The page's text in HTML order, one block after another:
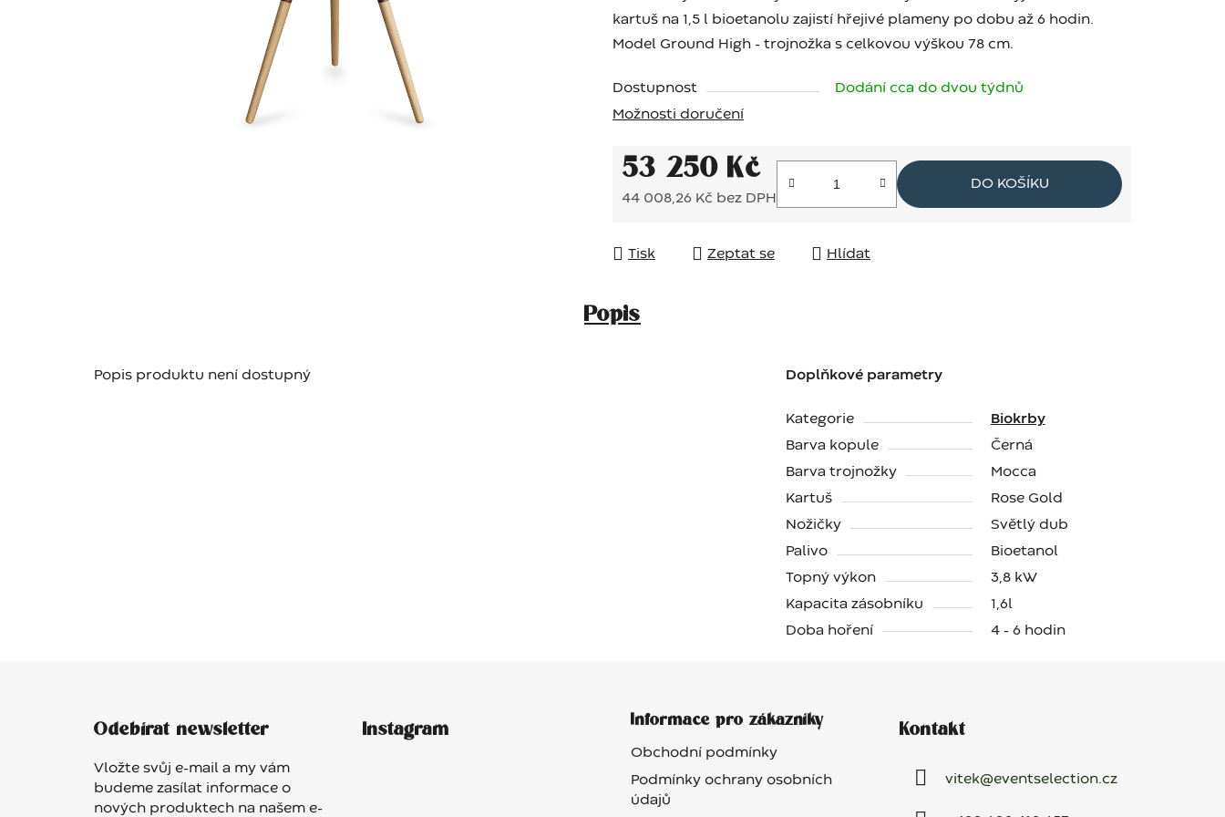
kartuš na 1,5 l bioetanolu zajistí hřejivé plameny po dobu až 6 hodin.
Model Ground High - trojnožka s celkovou výškou 78 cm.
Dostupnost Dodání cca do dvou týdnů
Možnosti doručení
53 250 Kč
44 008,26 Kč bez DPH
DO KOŠÍKU
Tisk Zeptat se Hlídat
Popis
Popis produktu není dostupný Doplňkové parametry
Kategorie Biokrby
Barva kopule Černá
Barva trojnožky Mocca
Kartuš Rose Gold
Nožičky Světlý dub
Palivo Bioetanol
Topný výkon 3,8 kW
Kapacita zásobníku 1,6l
Doba hoření 4 - 6 hodin
Odebírat newsletter
Vložte svůj e-mail a my vám
budeme zasílat informace o
nových produktech na našem e-
Instagram
Informace pro zákazníky
Obchodní podmínky
Podmínky ochrany osobních
údajů
Kontakt
vitek@eventselection.cz